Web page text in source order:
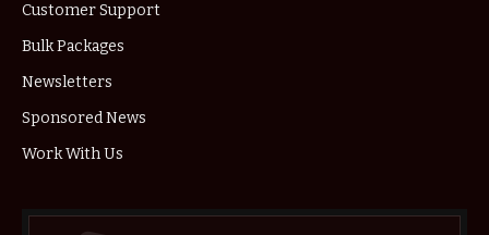
Customer Support
Bulk Packages
Newsletters
Sponsored News
Work With Us